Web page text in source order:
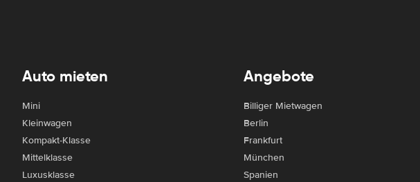
Auto mieten
Mini
Kleinwagen
Kompakt-Klasse
Mittelklasse
Luxusklasse
Angebote
Billiger Mietwagen
Berlin
Frankfurt
München
Spanien